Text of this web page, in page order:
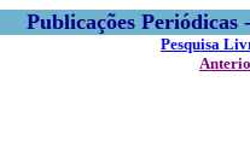
Publicações
Pesquisa